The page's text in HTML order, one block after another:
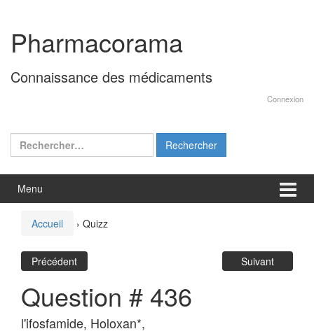
contenu
menu
principal
Pharmacorama
Connaissance des médicaments
Connexion
Rechercher :
Menu
Accueil › Quizz
Précédent Suivant
Question # 436
l'ifosfamide, Holoxan*,